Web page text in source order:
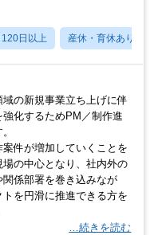
日以上 産休・育休あり
域の新規事業立ち上げに伴
強化するためPM／制作進
件が増加していくことを
場の中心となり、社内外の
関係部署を巻き込みなが
トを円滑に推進できる方を
…続きを読む